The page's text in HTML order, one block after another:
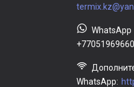
WhatsApp